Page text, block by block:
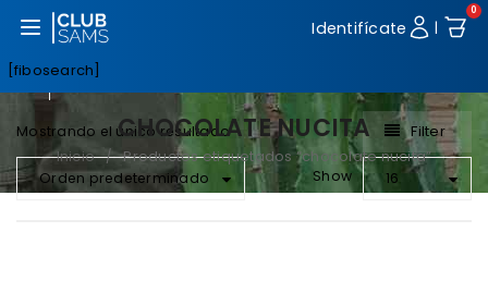
Abrir menú Identifícate |
0
[fibosearch]
CHOCOLATE NUCITA
Inicio / Productos etiquetados “chocolate nucita”
Mostrando el único resultado Filter
Orden predeterminado Show 16